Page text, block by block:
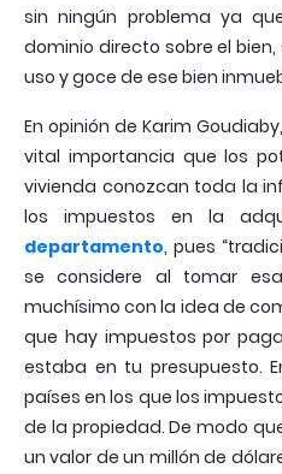
sin ningún problema ya
dominio directo sobre el
uso y goce de ese bien
En opinión de Karim
vital importancia que los
vivienda conozcan toda la
los impuestos en la
departamento, pues
se considere al tomar
muchísimo con la idea de
que hay impuestos por
estaba en tu presupuesto.
países en los que los
de la propiedad. De modo
un valor de un millón de